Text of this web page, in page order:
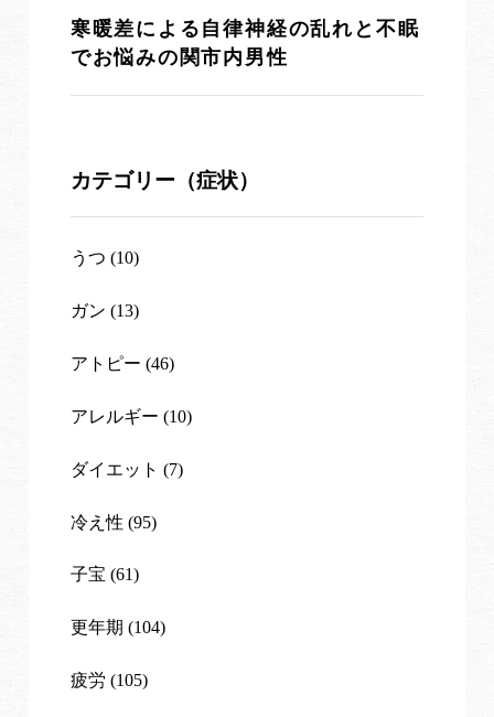
寒暖差による自律神経の乱れと不眠
でお悩みの関市内男性
カテゴリー（症状）
うつ (10)
ガン (13)
アトピー (46)
アレルギー (10)
ダイエット (7)
冷え性 (95)
子宝 (61)
更年期 (104)
疲労 (105)